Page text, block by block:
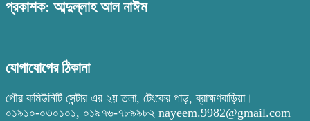
প্রকাশক: আব্দুল্লাহ আল নাঈম
যোগাযোগের ঠিকানা
পৌর কমিউনিটি সেন্টার এর ২য় তলা, টেংকের পাড়, ব্রাহ্মণবাড়িয়া।
০১৯১০-০৩০১০১, ০১৯৭৬-৭৮৯৯৮২ nayeem.9982@gmail.com